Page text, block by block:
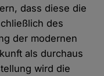
dass diese die
des
der modernen
als durchaus
wird die